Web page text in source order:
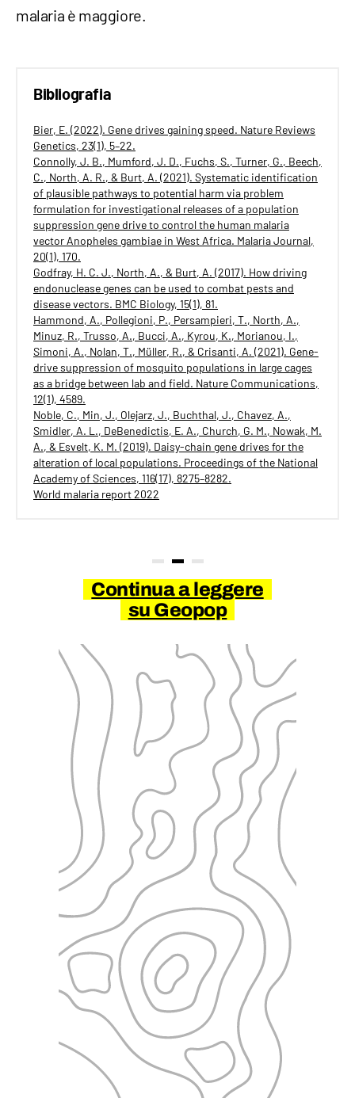
malaria è maggiore.
Bibliografia
Bier, E. (2022). Gene drives gaining speed. Nature Reviews
Genetics, 23(1), 5–22.
Connolly, J. B., Mumford, J. D., Fuchs, S., Turner, G., Beech,
C., North, A. R., & Burt, A. (2021). Systematic identification
of plausible pathways to potential harm via problem
formulation for investigational releases of a population
suppression gene drive to control the human malaria
vector Anopheles gambiae in West Africa. Malaria Journal,
20(1), 170.
Godfray, H. C. J., North, A., & Burt, A. (2017). How driving
endonuclease genes can be used to combat pests and
disease vectors. BMC Biology, 15(1), 81.
Hammond, A., Pollegioni, P., Persampieri, T., North, A.,
Minuz, R., Trusso, A., Bucci, A., Kyrou, K., Morianou, I.,
Simoni, A., Nolan, T., Müller, R., & Crisanti, A. (2021). Gene-
drive suppression of mosquito populations in large cages
as a bridge between lab and field. Nature Communications,
12(1), 4589.
Noble, C., Min, J., Olejarz, J., Buchthal, J., Chavez, A.,
Smidler, A. L., DeBenedictis, E. A., Church, G. M., Nowak, M.
A., & Esvelt, K. M. (2019). Daisy-chain gene drives for the
alteration of local populations. Proceedings of the National
Academy of Sciences, 116(17), 8275–8282.
World malaria report 2022
Continua a leggere
su Geopop